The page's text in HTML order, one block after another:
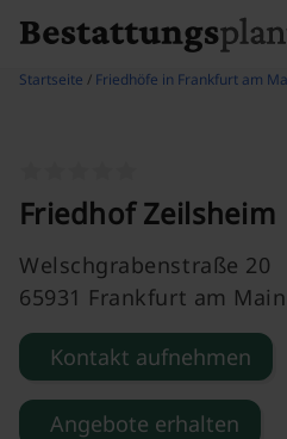
Startseite / Friedhöfe in Frankfurt am
Friedhof Zeilsheim
Welschgrabenstraße 20
65931 Frankfurt am Main
Kontakt aufnehmen
Angebote erhalten